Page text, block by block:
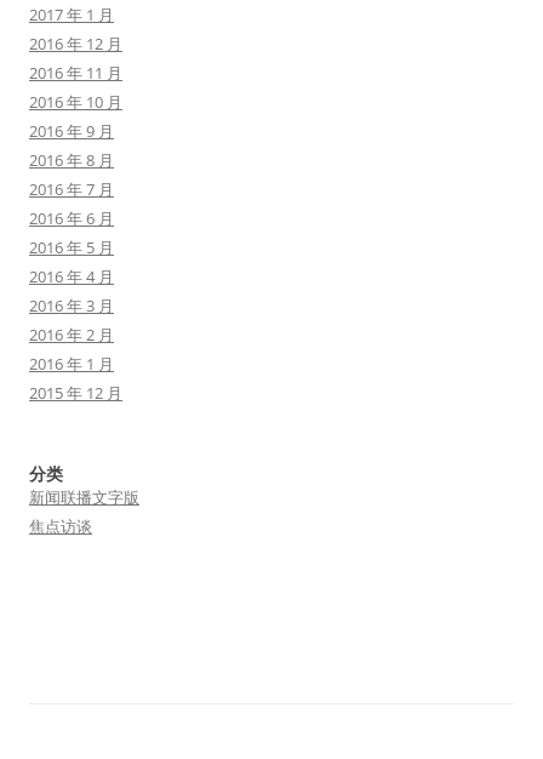
2017 年 1 月
2016 年 12 月
2016 年 11 月
2016 年 10 月
2016 年 9 月
2016 年 8 月
2016 年 7 月
2016 年 6 月
2016 年 5 月
2016 年 4 月
2016 年 3 月
2016 年 2 月
2016 年 1 月
2015 年 12 月
分类
新闻联播文字版
焦点访谈